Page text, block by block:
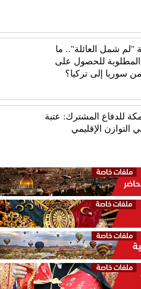
"لم شمل العائلة".. ما
المطلوبة للحصول على
سوريا إلى تركيا؟
مكة للدفاع المشترك: عتبة
التوازن الإقليمي